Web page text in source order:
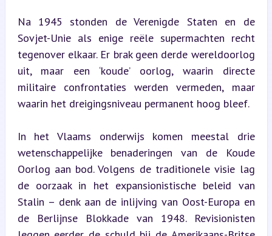
Na 1945 stonden de Verenigde Staten en de
Sovjet-Unie als enige reële supermachten recht
tegenover elkaar. Er brak geen derde wereldoorlog
uit, maar een ‘koude’ oorlog, waarin directe
militaire confrontaties werden vermeden, maar
waarin het dreigingsniveau permanent hoog bleef.
In het Vlaams onderwijs komen meestal drie
wetenschappelijke benaderingen van de Koude
Oorlog aan bod. Volgens de traditionele visie lag
de oorzaak in het expansionistische beleid van
Stalin – denk aan de inlijving van Oost-Europa en
de Berlijnse Blokkade van 1948. Revisionisten